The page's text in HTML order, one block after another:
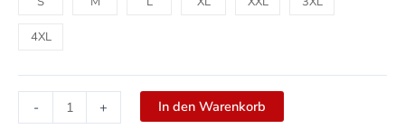
4XL
- + In den Warenkorb